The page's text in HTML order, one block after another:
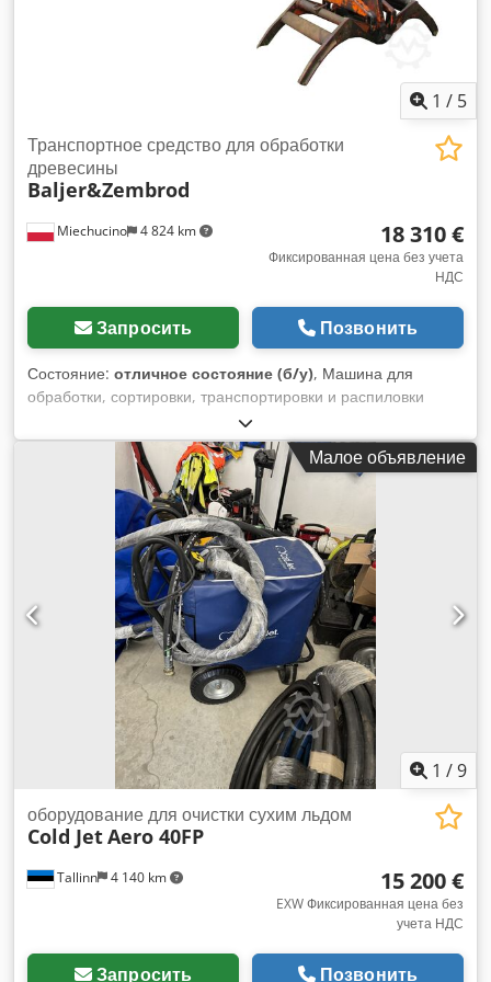
1 / 5
Miechucino 4 824 km
Транспортное средство для обработки
древесины
Baljer&Zembrod
18 310 €
Фиксированная цена без учета
НДС
Запросить Позвонить
Состояние: отличное состояние (б/у), Машина для
обработки, сортировки, транспортировки и распиловки
круглого леса Baljer & Zembrod - Сделано в Германии -
измерение длины древесины - автоматический цикл
распиловки ТЕХНИЧЕСКИЕ ПАРАМЕТРЫ - максимальный
диаметр бревна 1000 мм - максимальный вылет крана
9200 мм - рабочий угол крана 225 " - поворотная головка
360 " - грузоподъёмность: 2000 мм - 2560 кг 7240 мм - 1680
кг 9200 мм - 1330 кг - габариты самосвала 6000x2150 мм -
самосвал с двухсторонней гидравлической разгрузкой -
мощность двигателя насоса 11 кВт - мощность двигателя
подачи 8,6 кВт - скорость подачи 90 м/мин ПИЛА HOLTEC
FS 121 - измерение длины бревна - рабочая длина 1000 мм
- гидравлический ход направляющей - ручной и
автоматический режим работы - подъем бревна -
встроенная система удаления опилок 2,2 кВт - кабельная
катушка Crjdpfxjlimrio Ahrof Транспортные размеры 12,5 x
2,4 x 2,4 м вес 12 000 кг
Малое объявление
1 /9
Tallinn 4 140 km
оборудование для очистки сухим льдом
Cold JetAero 40FP
15 200 €
EXW Фиксированная цена без
учета НДС
Запросить Позвонить